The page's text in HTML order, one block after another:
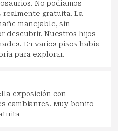
No podíamos
realmente gratuita. La
manejable, sin
descubrir. Nuestros hijos
En varios pisos había
para explorar.
exposición con
cambiantes. Muy bonito